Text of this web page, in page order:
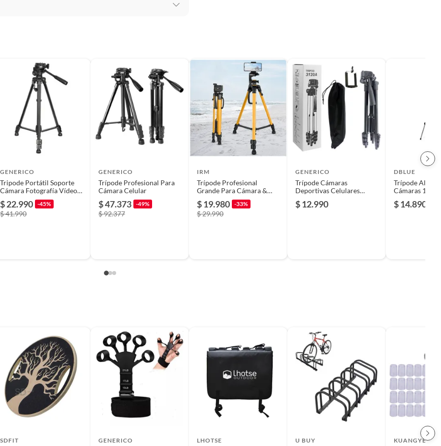
Celular Cámara Portátil!
GENERICO
Tripode Portátil Soporte
Cámara Fotografía Vídeos
$ 22.990 -45%
$ 41.990
GENERICO
Trípode Profesional Para
Cámara Celular
$ 47.373 -49%
$ 92.377
IRM
Trípode Profesional
Grande Para Cámara &
Celular 140cm Alto Color
Mostaza
$ 19.980 -33%
$ 29.990
GENERICO
Trípode Cámaras
Deportivas Celulares
$ 12.990
DBLUE
Trípode
Cámaras
$ 14.890
SDFIT GENERICO LHOTSE U BUY KUANGYE